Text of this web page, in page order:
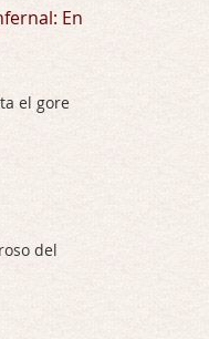
me ha …
En
el gore
del